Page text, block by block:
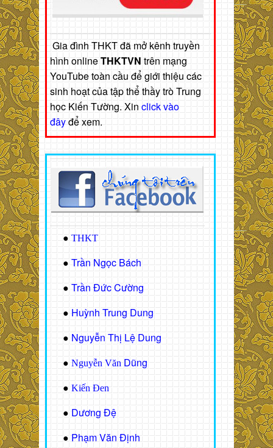
Gia đình THKT đã mở kênh truyền
hình onlineTHKTVN trên mạng
YouTube toàn cầu để giới thiệu các
sinh hoạt của tập thể thầy trò Trung
học Kiến Tường. Xin click vào
đâyđể xem.
● THKT
● Trần Ngọc Bách
● Trần Đức Cường
● Huỳnh Trung Dung
● Nguyễn Thị Lệ Dung
● Nguyễn Văn Dũng
● Kiến Đen
● Dương Đệ
● Phạm Văn Định